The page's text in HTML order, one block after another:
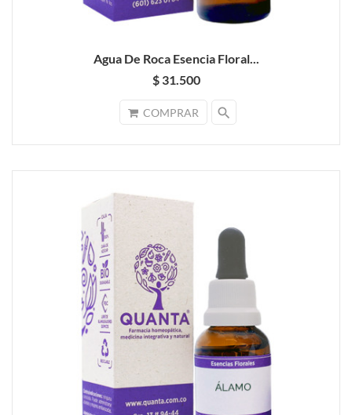
Agua De Roca Esencia Floral...
$ 31.500
COMPRAR search